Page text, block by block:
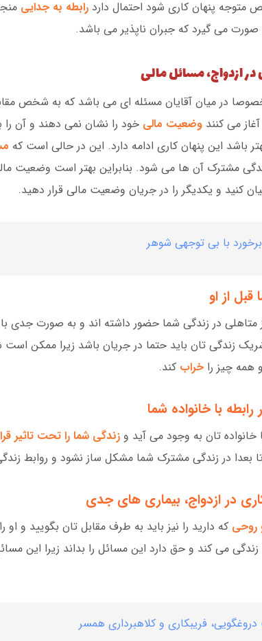
پنهان کاری شود احتمال دارد رابطه به جدایی
می گیرد که جبران ناپذیر می باشد.
در میان آقایان مسئله ای می باشد که به شخص
می کنند وضعیت مالی خود را نشان نمی دهند و آن را
باشد این پنهان کاری ادامه دارد. این در حالی است که
مشترک آن ها می شود. بنابراین بهتر است وضعیت
بیان کنید و یکدیگر را در جریان وضعیت مالی قرار دهید.
با بی توجهی شوهر
متاهلی در زندگی شما حضور داشته اند و به صورت جدی با
زندگی تان باید حتما در جریان باشد زیرا ممکن
همه چیز را خراب کند.
خانواده تان به وجود می آید و زندگی شما را تحت تاثیر
بعدا در زندگی مشترک شما مشکل ساز نشود و روابط
روحی که دارید را نیز باید به طرف مقابل تان بگویید و
زندگی می کند و حق دارد این مسائل را بداند زیرا این
فریبکاری و کلاهبرداری همسر